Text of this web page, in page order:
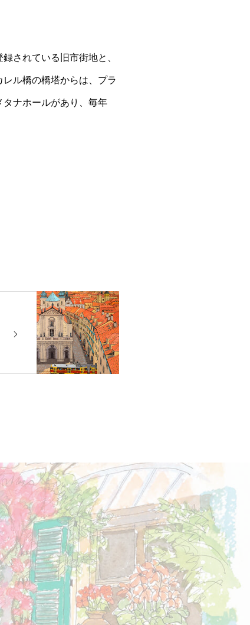
されている旧市街地と、
ル橋の橋塔からは、プラ
ナホールがあり、毎年